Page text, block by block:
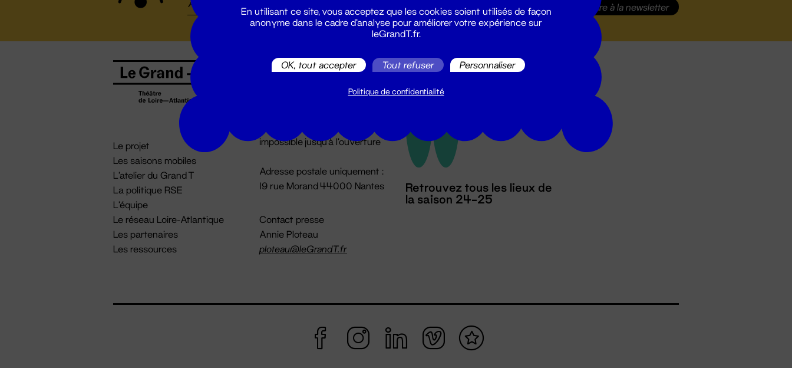
S'inscrire à la newsletter
Le projet
Les saisons mobiles
L'atelier du Grand T
La politique RSE
L'équipe
Le réseau Loire-Atlantique
Les partenaires
Les ressources
Billetterie
billetterie@leGrandT.fr
impossible jusqu'à l'ouverture
Adresse postale uniquement :
19 rue Morand 44000 Nantes
Contact presse
Annie Ploteau
ploteau@leGrandT.fr
Retrouvez tous les lieux de
la saison 24-25
En utilisant ce site, vous acceptez que les cookies soient utilisés de façon
anonyme dans le cadre d'analyse pour améliorer votre expérience sur
leGrandT.fr.
OK, tout accepter Tout refuser Personnaliser
Politique de confidentialité